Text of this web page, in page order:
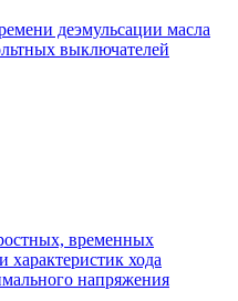
деэмульсации масла
выключателей
временных
характеристик хода
напряжения